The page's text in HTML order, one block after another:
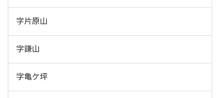
字片原山
字鎌山
字亀ケ坪